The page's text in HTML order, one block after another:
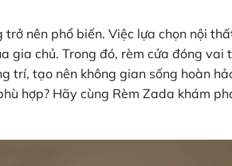
nên phổ biến. Việc lựa chọn nội
gia chủ. Trong đó, rèm cửa đóng vai
trí, tạo nên không gian sống hoàn
hợp? Hãy cùng Rèm Zada khám